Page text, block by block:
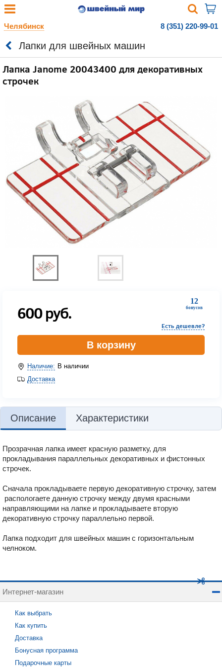
Челябинск 8 (351) 220-99-01
Лапки для швейных машин
Лапка Janome 20043400 для декоративных
строчек
12
бонусов
600руб.
Есть дешевле?
В корзину
Наличие: В наличии
Доставка
Описание Характеристики
Прозрачная лапка имеет красную разметку, для
прокладывания параллельных декоративных и фистонных
строчек.
Сначала прокладываете первую декоративную строчку, затем
распологаете данную строчку между двумя красными
направляющими на лапке и прокладываете вторую
декоративную строчку параллельно первой.
Лапка подходит для швейных машин с горизонтальным
челноком.
Интернет-магазин
Как выбрать
Как купить
Доставка
Бонусная программа
Подарочные карты